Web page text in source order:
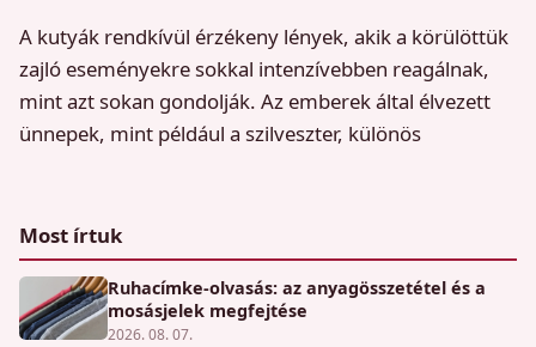
A kutyák rendkívül érzékeny lények, akik a körülöttük
zajló eseményekre sokkal intenzívebben reagálnak,
mint azt sokan gondolják. Az emberek által élvezett
ünnepek, mint például a szilveszter, különös
Most írtuk
Ruhacímke-olvasás: az anyagösszetétel és a
mosásjelek megfejtése
2026. 08. 07.